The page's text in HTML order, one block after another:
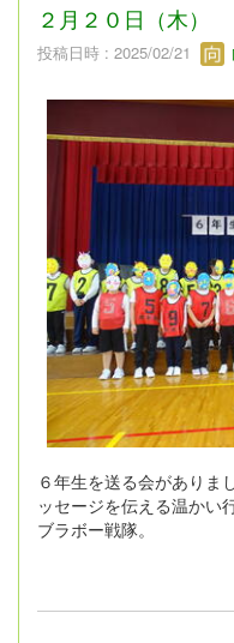
２月２０日（木）
投稿日時 : 2025/02/21
６年生を送る会がありま
ッセージを伝える温かい
ブラボー戦隊。